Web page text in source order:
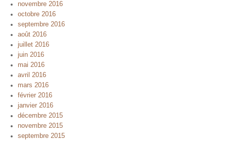
novembre 2016
octobre 2016
septembre 2016
août 2016
juillet 2016
juin 2016
mai 2016
avril 2016
mars 2016
février 2016
janvier 2016
décembre 2015
novembre 2015
septembre 2015